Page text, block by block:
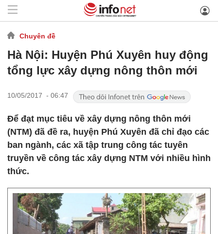
Chuyên đề
Hà Nội: Huyện Phú Xuyên huy động
tổng lực xây dựng nông thôn mới
10/05/2017 - 06:47
Để đạt mục tiêu về xây dựng nông thôn mới
(NTM) đã đề ra, huyện Phú Xuyên đã chỉ đạo các
ban ngành, các xã tập trung công tác tuyên
truyền về công tác xây dựng NTM với nhiều hình
thức.